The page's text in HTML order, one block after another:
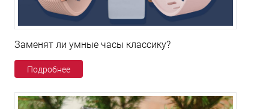
Заменят ли умные часы классику?
Подробнее